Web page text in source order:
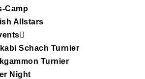
Camp
Allstars
Schach Turnier
Turnier
Night